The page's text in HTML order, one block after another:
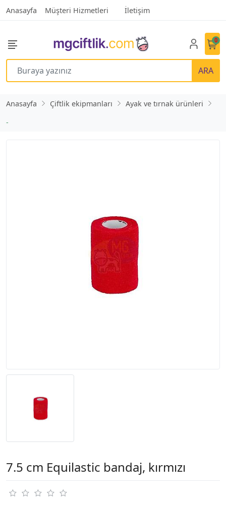
Anasayfa Müşteri Hizmetleri İletişim
ARA
0
Anasayfa Çiftlik ekipmanları
Ayak ve tırnak ürünleri
-
7.5 cm Equilastic bandaj, kırmızı